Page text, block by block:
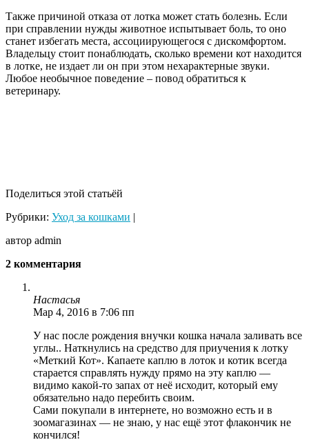
Также причиной отказа от лотка может стать болезнь. Если
при справлении нужды животное испытывает боль, то оно
станет избегать места, ассоциирующегося с дискомфортом.
Владельцу стоит понаблюдать, сколько времени кот находится
в лотке, не издает ли он при этом нехарактерные звуки.
Любое необычное поведение – повод обратиться к
ветеринару.
Поделиться этой статьёй
Рубрики: Уход за кошками |
автор admin
2 комментария
Настасья
Мар 4, 2016 в 7:06 пп
У нас после рождения внучки кошка начала заливать все
углы.. Наткнулись на средство для приучения к лотку
«Меткий Кот». Капаете каплю в лоток и котик всегда
старается справлять нужду прямо на эту каплю —
видимо какой-то запах от неё исходит, который ему
обязательно надо перебить своим.
Сами покупали в интернете, но возможно есть и в
зоомагазинах — не знаю, у нас ещё этот флакончик не
кончился!